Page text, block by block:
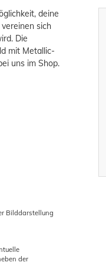
deine
sich
Die
mit Metallic-
uns im Shop.
Bilddarstellung
der
für Tapeten
60cm
€ / Stück